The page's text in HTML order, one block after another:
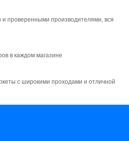
проверенными производителями, вся
в каждом магазине
с широкими проходами и отличной